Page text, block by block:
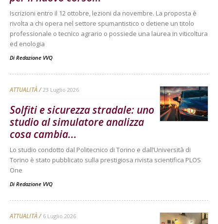
Iscrizioni entro il 12 ottobre, lezioni da novembre. La proposta è
rivolta a chi opera nel settore spumantistico o detiene un titolo
professionale o tecnico agrario o possiede una laurea in viticoltura
ed enologia
Di Redazione VVQ
ATTUALITÀ 23 Luglio 2026
Solfiti e sicurezza stradale: uno
studio al simulatore analizza
cosa cambia...
Lo studio condotto dal Politecnico di Torino e dall’Università di
Torino è stato pubblicato sulla prestigiosa rivista scientifica PLOS
One
Di Redazione VVQ
ATTUALITÀ 6 Luglio 2026